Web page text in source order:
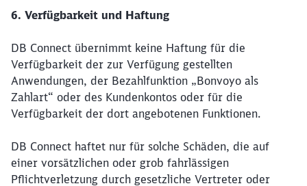
6. Verfügbarkeit und Haftung
DB Connect übernimmt keine Haftung für die
Verfügbarkeit der zur Verfügung gestellten
Anwendungen, der Bezahlfunktion „Bonvoyo als
Zahlart“ oder des Kundenkontos oder für die
Verfügbarkeit der dort angebotenen Funktionen.
DB Connect haftet nur für solche Schäden, die auf
einer vorsätzlichen oder grob fahrlässigen
Pflichtverletzung durch gesetzliche Vertreter oder